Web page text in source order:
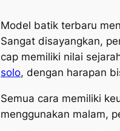
Model batik terbaru
Sangat disayangkan,
cap memiliki nilai
solo, dengan harapan
Semua cara memiliki
menggunakan malam,